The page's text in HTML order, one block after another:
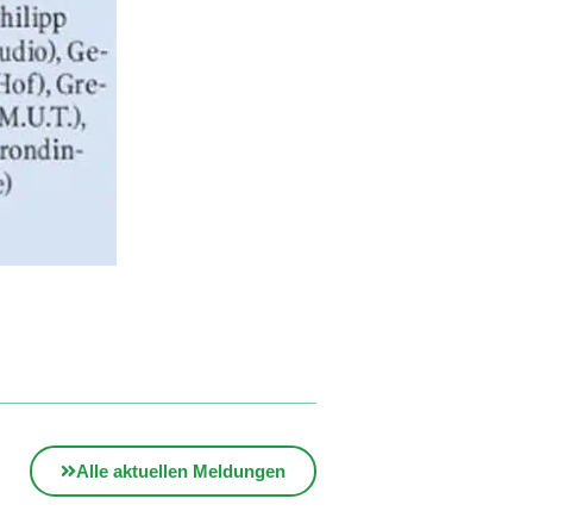
Alle aktuellen Meldungen